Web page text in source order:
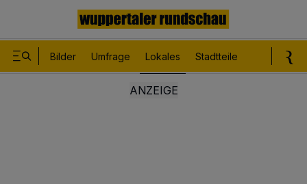
Bilder Umfrage Lokales Stadtteile